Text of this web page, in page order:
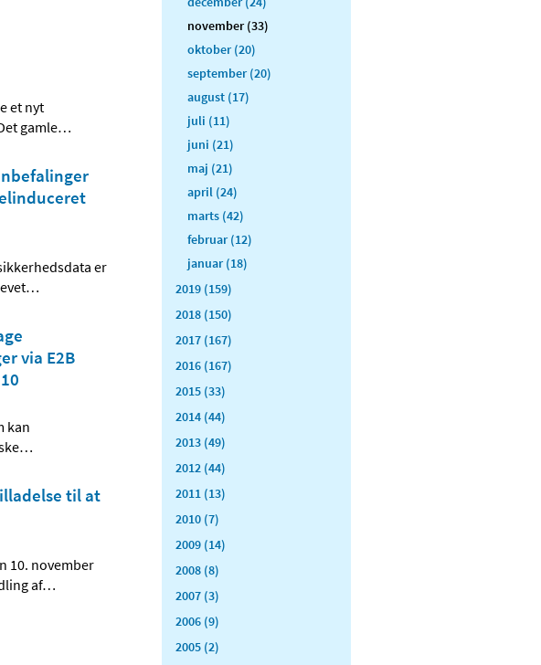
et nyt
gamle…
er
…
via E2B
kan
…
til at
10. november
af…
november (33)
oktober (20)
september (20)
august (17)
juli (11)
juni (21)
maj (21)
april (24)
marts (42)
februar (12)
januar (18)
2019 (159)
2018 (150)
2017 (167)
2016 (167)
2015 (33)
2014 (44)
2013 (49)
2012 (44)
2011 (13)
2010 (7)
2009 (14)
2008 (8)
2007 (3)
2006 (9)
2005 (2)